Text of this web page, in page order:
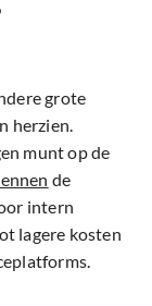
grote
herzien.
munt op de
de
intern
lagere kosten